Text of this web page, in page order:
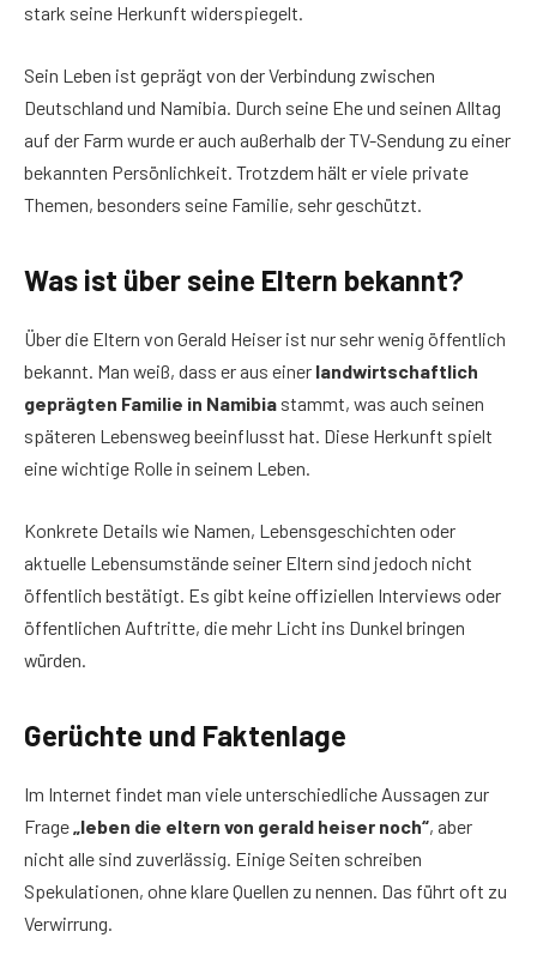
stark seine Herkunft widerspiegelt.
Sein Leben ist geprägt von der Verbindung zwischen
Deutschland und Namibia. Durch seine Ehe und seinen Alltag
auf der Farm wurde er auch außerhalb der TV-Sendung zu einer
bekannten Persönlichkeit. Trotzdem hält er viele private
Themen, besonders seine Familie, sehr geschützt.
Was ist über seine Eltern bekannt?
Über die Eltern von Gerald Heiser ist nur sehr wenig öffentlich
bekannt. Man weiß, dass er aus einer landwirtschaftlich
geprägten Familie in Namibia stammt, was auch seinen
späteren Lebensweg beeinflusst hat. Diese Herkunft spielt
eine wichtige Rolle in seinem Leben.
Konkrete Details wie Namen, Lebensgeschichten oder
aktuelle Lebensumstände seiner Eltern sind jedoch nicht
öffentlich bestätigt. Es gibt keine offiziellen Interviews oder
öffentlichen Auftritte, die mehr Licht ins Dunkel bringen
würden.
Gerüchte und Faktenlage
Im Internet findet man viele unterschiedliche Aussagen zur
Frage „leben die eltern von gerald heiser noch“, aber
nicht alle sind zuverlässig. Einige Seiten schreiben
Spekulationen, ohne klare Quellen zu nennen. Das führt oft zu
Verwirrung.